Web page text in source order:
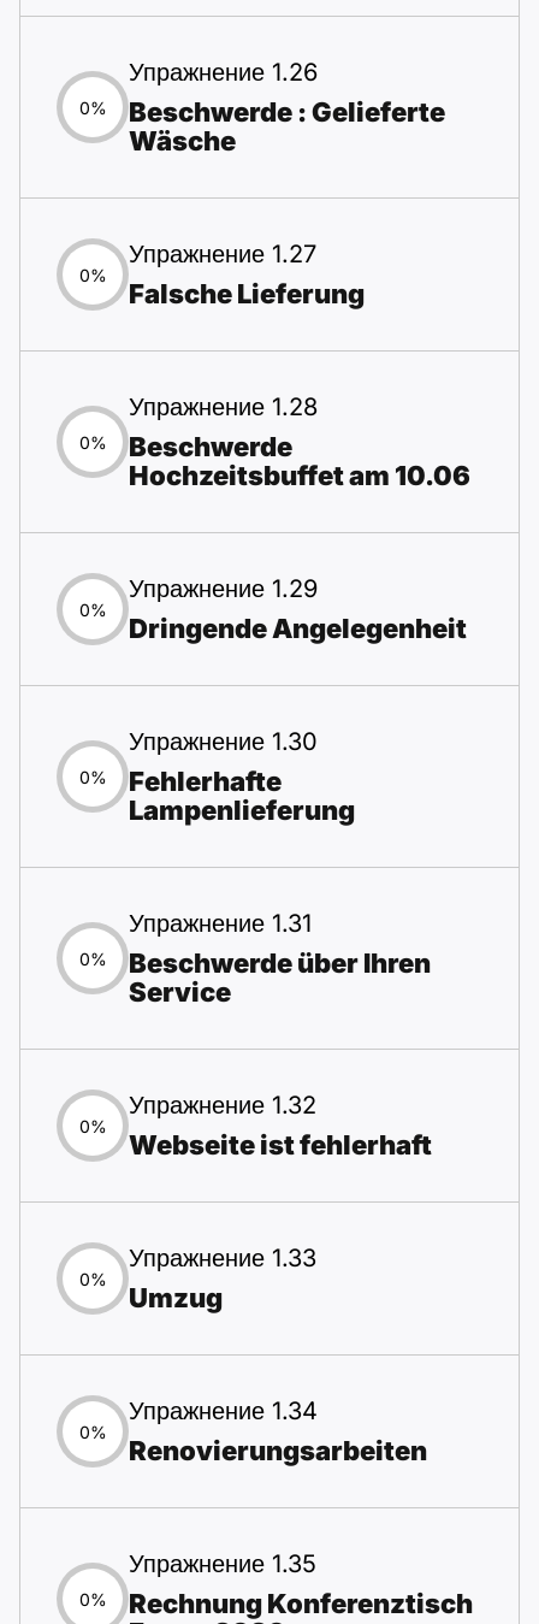
0%
Упражнение 1.26
Beschwerde : Gelieferte
Wäsche
0%
Упражнение 1.27
Falsche Lieferung
0%
Упражнение 1.28
Beschwerde
Hochzeitsbuffet am 10.06
0%
Упражнение 1.29
Dringende Angelegenheit
0%
Упражнение 1.30
Fehlerhafte
Lampenlieferung
0%
Упражнение 1.31
Beschwerde über Ihren
Service
0%
Упражнение 1.32
Webseite ist fehlerhaft
0%
Упражнение 1.33
Umzug
0%
Упражнение 1.34
Renovierungsarbeiten
0%
Упражнение 1.35
Rechnung Konferenztisch